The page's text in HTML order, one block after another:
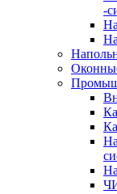
-